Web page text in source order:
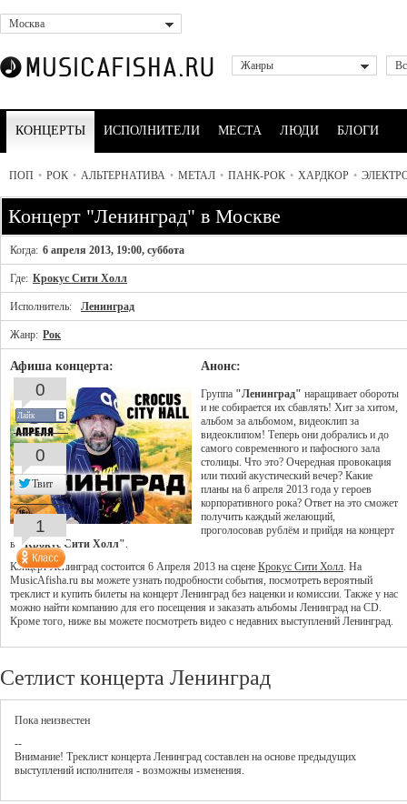
Москва
Жанры
КОНЦЕРТЫ ИСПОЛНИТЕЛИ МЕСТА ЛЮДИ БЛОГИ
ПОП • РОК • АЛЬТЕРНАТИВА • МЕТАЛ • ПАНК-РОК • ХАРДКОР •
Концерт "Ленинград" в Москве
Когда: 6 апреля 2013, 19:00, суббота
Где: Крокус Сити Холл
Исполнитель: Ленинград
Жанр: Рок
Афиша концерта: Анонс:
Группа "Ленинград" наращивает обороты
и не собирается их сбавлять! Хит за хитом,
альбом за альбомом, видеоклип за
видеоклипом! Теперь они добрались и до
самого современного и пафосного зала
столицы. Что это? Очередная провокация
или тихий акустический вечер? Какие
планы на 6 апреля 2013 года у героев
корпоративного рока? Ответ на это сможет
получить каждый желающий,
проголосовав рублём и прийдя на концерт
в "Крокус Сити Холл".
Концерт Ленинград состоится 6 Апреля 2013 на сцене Крокус Сити Холл. На
MusicAfisha.ru вы можете узнать подробности события, посмотреть вероятный
треклист и купить билеты на концерт Ленинград без наценки и комиссии. Также у нас
можно найти компанию для его посещения и заказать альбомы Ленинград на CD.
Кроме того, ниже вы можете посмотреть видео с недавних выступлений Ленинград.
Сетлист концерта Ленинград
Пока неизвестен
--
Внимание! Треклист концерта Ленинград составлен на основе предыдущих
выступлений исполнителя - возможны изменения.
0
Лайк
0
Твит
1